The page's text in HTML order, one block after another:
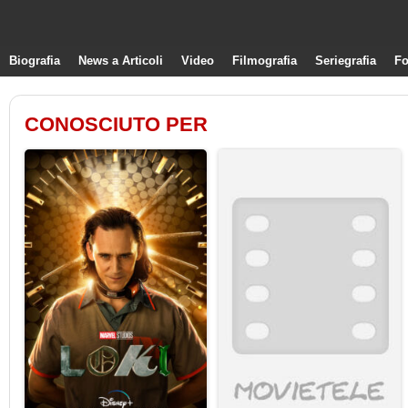
Biografia News a Articoli Video Filmografia Seriegrafia
CONOSCIUTO PER